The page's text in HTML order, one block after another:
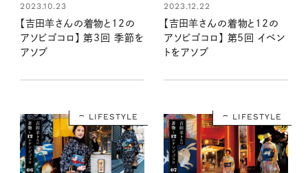
2023.10.23
【吉田羊さんの着物と12の
アソビゴコロ】 第3回 季節を
アソブ
2023.12.22
【吉田羊さんの着物と12の
アソビゴコロ】 第5回 イベン
トをアソブ
LIFESTYLE LIFESTYLE